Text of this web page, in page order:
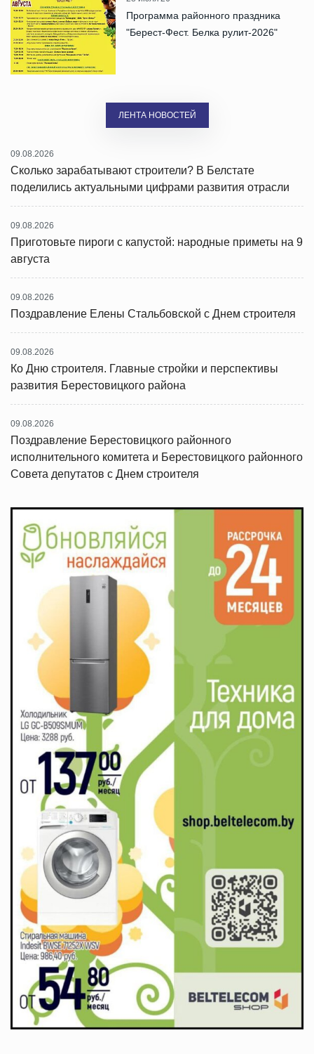
Программа районного праздника
"Берест-Фест. Белка рулит-2026"
ЛЕНТА НОВОСТЕЙ
09.08.2026
Сколько зарабатывают строители? В Белстате
поделились актуальными цифрами развития отрасли
09.08.2026
Приготовьте пироги с капустой: народные приметы на 9
августа
09.08.2026
Поздравление Елены Стальбовской с Днем строителя
09.08.2026
Ко Дню строителя. Главные стройки и перспективы
развития Берестовицкого района
09.08.2026
Поздравление Берестовицкого районного
исполнительного комитета и Берестовицкого районного
Совета депутатов с Днем строителя